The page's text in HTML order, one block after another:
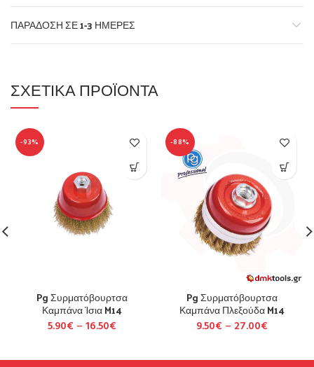
ΠΑΡΆΔΟΣΗ ΣΕ 1-3 ΗΜΈΡΕΣ
ΣΧΕΤΙΚΆ ΠΡΟΪΌΝΤΑ
-93%
Pg Συρματόβουρτσα
Καμπάνα Ίσια M14
5.90€ – 16.50€
-88%
Pg Συρματόβουρτσα
Καμπάνα Πλεξούδα M14
9.50€ – 27.00€